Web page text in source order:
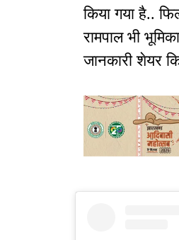
किया गया है..
रामपाल भी
जानकारी शेयर